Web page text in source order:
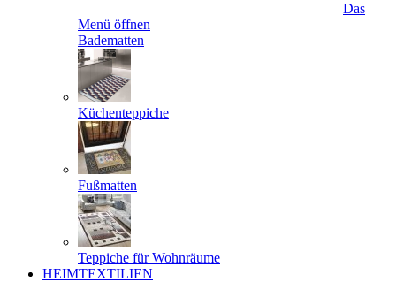
Das
Menü öffnen
Badematten
Küchenteppiche
Fußmatten
Teppiche für Wohnräume
HEIMTEXTILIEN